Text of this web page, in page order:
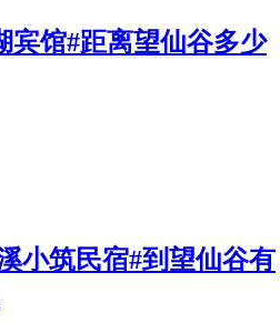
宾馆#距离望仙谷多少
小筑民宿#到望仙谷有